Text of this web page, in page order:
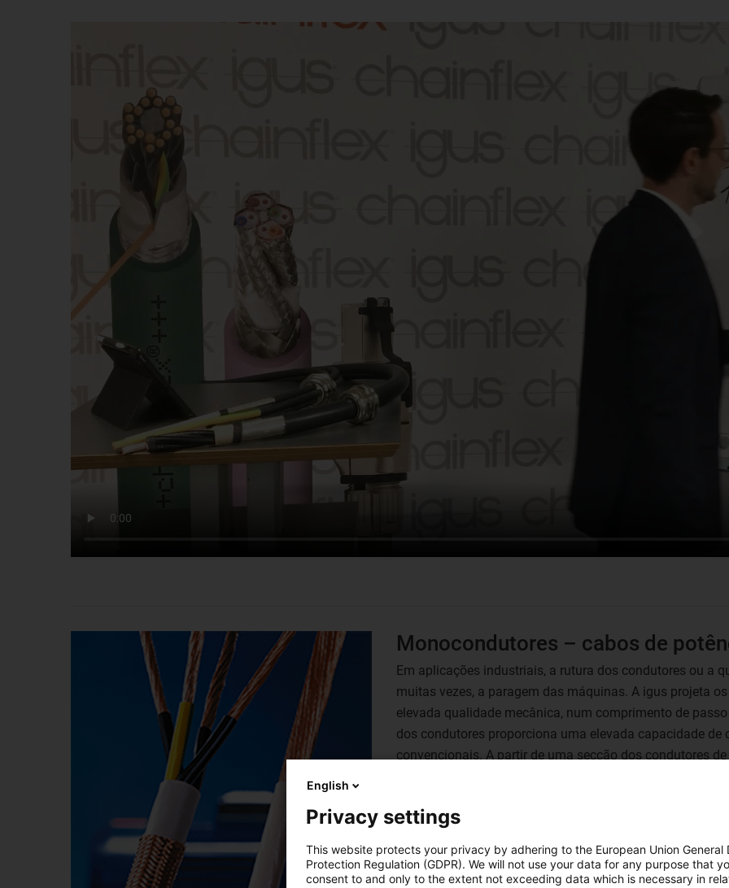
Monocondutores – cabos de
Em aplicações industriais, a rutura dos condutores ou a
muitas vezes, a paragem das máquinas. A igus projeta
elevada qualidade mecânica, num comprimento de
dos condutores proporciona uma elevada capacidade
convencionais. A partir de uma secção dos condutores
para sistemas de calhas articuladas, logo estes podem
pequeno, beneficiando ainda o design mecânico de
O preço e a dimensão são as duas características
monocondutor em relação a um cabo de potência
a um custo significativamente mais baixo do que a
English
Privacy settings
This website protects your privacy by adhering to the European Union General
Protection Regulation (GDPR). We will not use your data for any purpose that
consent to and only to the extent not exceeding data which is necessary in